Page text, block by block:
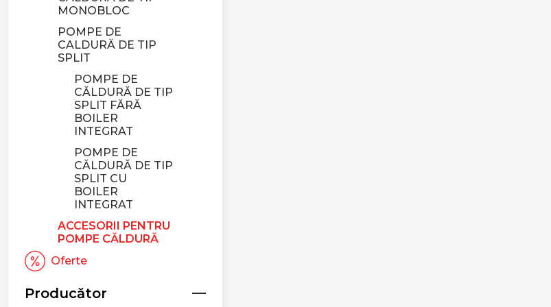
MONOBLOC
POMPE DE
CALDURĂ DE TIP
SPLIT
POMPE DE
CĂLDURĂ DE TIP
SPLIT FĂRĂ
BOILER
INTEGRAT
POMPE DE
CĂLDURĂ DE TIP
SPLIT CU
BOILER
INTEGRAT
ACCESORII PENTRU
POMPE CĂLDURĂ
Oferte
Producător